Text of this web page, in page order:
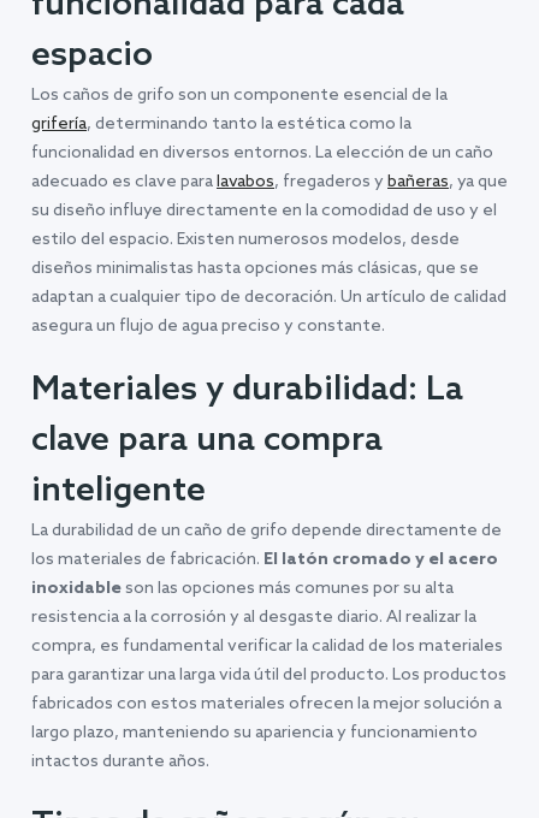
espacio
Los caños de grifo son un componente esencial de la
grifería, determinando tanto la estética como la
funcionalidad en diversos entornos. La elección de un caño
adecuado es clave paralavabos, fregaderos y bañeras, ya que
su diseño influye directamente en la comodidad de uso y el
estilo del espacio. Existen numerosos modelos, desde
diseños minimalistas hasta opciones más clásicas, que se
adaptan a cualquier tipo de decoración. Un artículo de calidad
asegura un flujo de agua preciso y constante.
Materiales y durabilidad: La
clave para una compra
inteligente
La durabilidad de un caño de grifo depende directamente de
los materiales de fabricación. El latón cromado y el acero
inoxidableson las opciones más comunes por su alta
resistencia a la corrosión y al desgaste diario. Al realizar la
compra, es fundamental verificar la calidad de los materiales
para garantizar una larga vida útil del producto. Los productos
fabricados con estos materiales ofrecen la mejor solución a
largo plazo, manteniendo su apariencia y funcionamiento
intactos durante años.